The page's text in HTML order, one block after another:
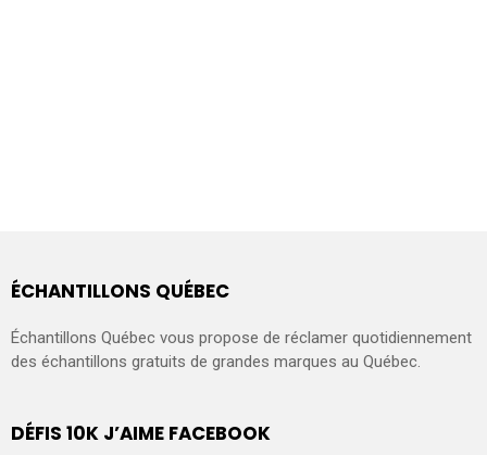
ÉCHANTILLONS QUÉBEC
Échantillons Québec vous propose de réclamer quotidiennement
des échantillons gratuits de grandes marques au Québec.
DÉFIS 10K J’AIME FACEBOOK